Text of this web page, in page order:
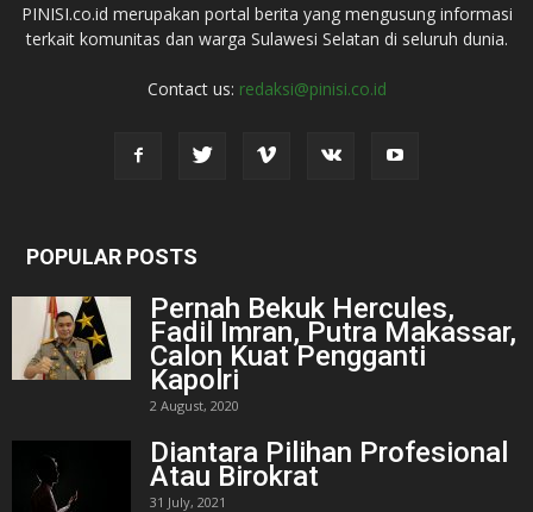
PINISI.co.id merupakan portal berita yang mengusung informasi
terkait komunitas dan warga Sulawesi Selatan di seluruh dunia.
Contact us: redaksi@pinisi.co.id
POPULAR POSTS
Pernah Bekuk Hercules,
Fadil Imran, Putra Makassar,
Calon Kuat Pengganti
Kapolri
2 August, 2020
Diantara Pilihan Profesional
Atau Birokrat
31 July, 2021